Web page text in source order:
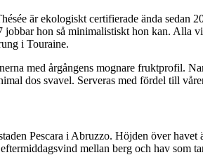
är ekologiskt certifierade ända sedan
hon så minimalistiskt hon kan. Alla
i Touraine.
med årgångens mognare fruktprofil.
dos svavel. Serveras med fördel till
Pescara i Abruzzo. Höjden över
mellan berg och hav som